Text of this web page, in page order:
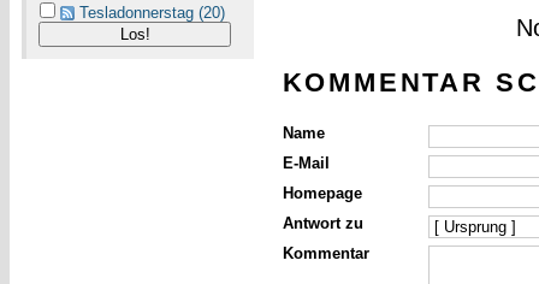
Tesladonnerstag (20)
KOMMENTAR
Name
E-Mail
Homepage
Antwort zu
Kommentar